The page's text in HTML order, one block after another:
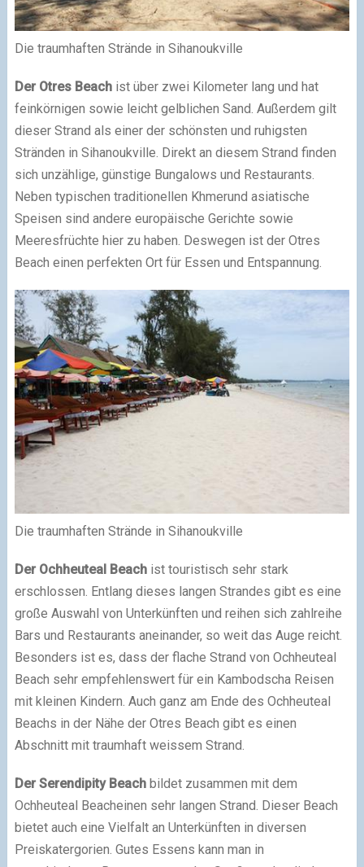
Die traumhaften Strände in Sihanoukville
Der Otres Beachist über zwei Kilometer lang und hat
feinkörnigen sowie leicht gelblichen Sand. Außerdem gilt
dieser Strand als einer der schönsten und ruhigsten
Stränden in Sihanoukville. Direkt an diesem Strand finden
sich unzählige, günstige Bungalows und Restaurants.
Neben typischen traditionellen Khmerund asiatische
Speisen sind andere europäische Gerichte sowie
Meeresfrüchte hier zu haben. Deswegen ist der Otres
Beach einen perfekten Ort für Essen und Entspannung.
Die traumhaften Strände in Sihanoukville
Der Ochheuteal Beach ist touristisch sehr stark
erschlossen. Entlang dieses langen Strandes gibt es eine
große Auswahl von Unterkünften und reihen sich zahlreihe
Bars und Restaurants aneinander, so weit das Auge reicht.
Besonders ist es, dass der flache Strand von Ochheuteal
Beach sehr empfehlenswert für ein Kambodscha Reisen
mit kleinen Kindern. Auch ganz am Ende des Ochheuteal
Beachs in der Nähe der Otres Beach gibt es einen
Abschnitt mit traumhaft weissem Strand.
Der Serendipity Beach bildet zusammen mit dem
Ochheuteal Beacheinen sehr langen Strand. Dieser Beach
bietet auch eine Vielfalt an Unterkünften in diversen
Preiskatergorien. Gutes Essens kann man in